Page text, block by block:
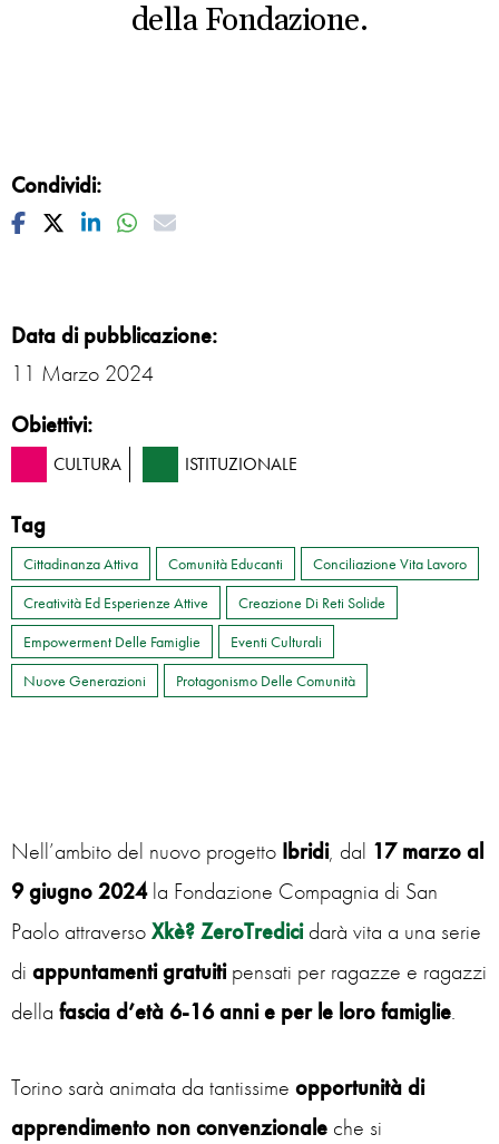
della Fondazione.
Condividi:
Facebook
TwitterLinkedinWhatsapp
Mail
Data di pubblicazione:
11 Marzo 2024
Obiettivi:
CULTURA ISTITUZIONALE
Tag
Cittadinanza Attiva Comunità Educanti
Conciliazione Vita Lavoro
Creatività Ed Esperienze Attive
Creazione Di Reti Solide
Empowerment Delle Famiglie
Eventi Culturali
Nuove Generazioni
Protagonismo Delle Comunità
Nell’ambito del nuovo progetto Ibridi, dal 17 marzo al
9 giugno 2024la Fondazione Compagnia di San
Paolo attraversoXkè? ZeroTredicidarà vita a una serie
di appuntamenti gratuitipensati per ragazze e ragazzi
della fascia d’età 6-16 annie per le loro famiglie.
Torino sarà animata da tantissime opportunità di
apprendimento non convenzionale che si